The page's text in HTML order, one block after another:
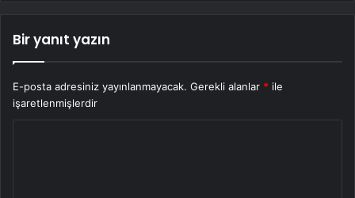
Bir yanıt yazın
E-posta adresiniz yayınlanmayacak. Gerekli alanlar * ile
işaretlenmişlerdir